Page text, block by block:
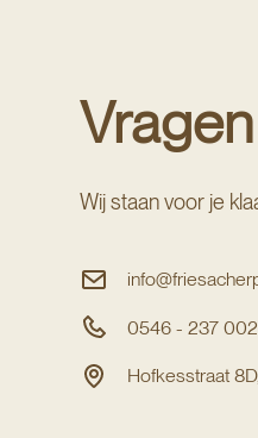
Wij staan voor je
0546 - 237 002
Hofkesstraat